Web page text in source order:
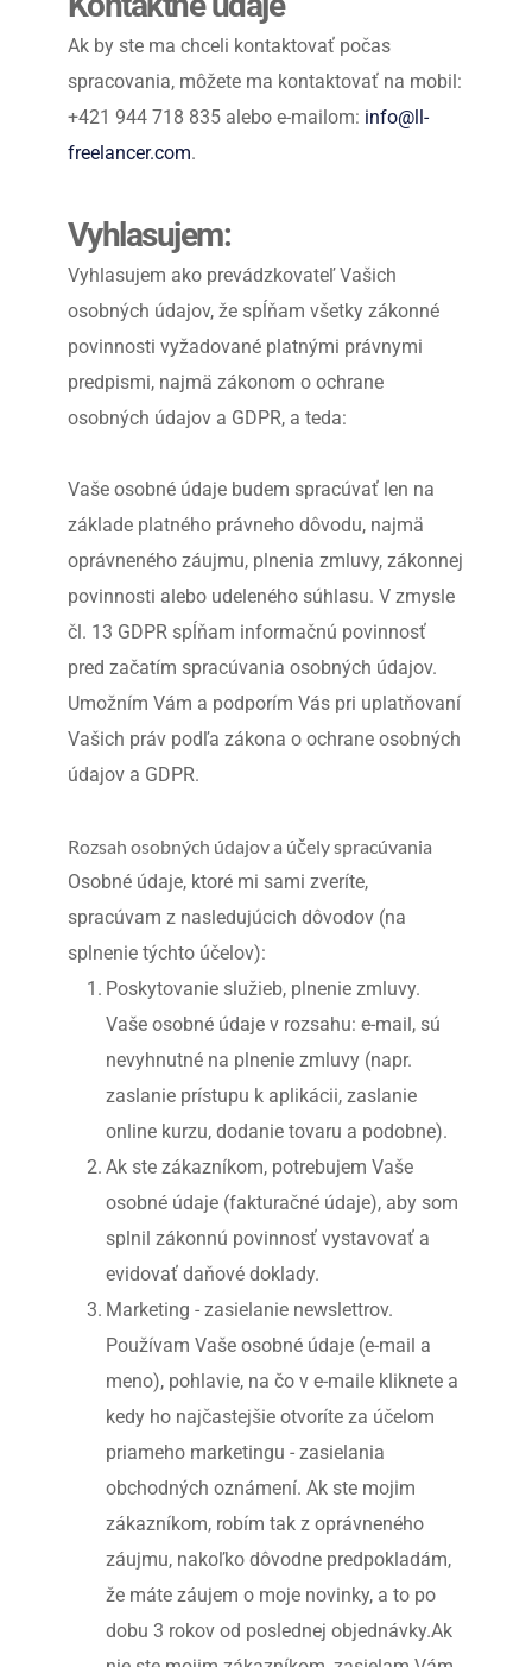
Ak by ste ma chceli kontaktovať počas
spracovania, môžete ma kontaktovať na mobil:
+421 944 718 835 alebo e-mailom: info@ll-
freelancer.com.
Vyhlasujem:
Vyhlasujem ako prevádzkovateľ Vašich
osobných údajov, že spĺňam všetky zákonné
povinnosti vyžadované platnými právnymi
predpismi, najmä zákonom o ochrane
osobných údajov a GDPR, a teda:
Vaše osobné údaje budem spracúvať len na
základe platného právneho dôvodu, najmä
oprávneného záujmu, plnenia zmluvy, zákonnej
povinnosti alebo udeleného súhlasu. V zmysle
čl. 13 GDPR spĺňam informačnú povinnosť
pred začatím spracúvania osobných údajov.
Umožním Vám a podporím Vás pri uplatňovaní
Vašich práv podľa zákona o ochrane osobných
údajov a GDPR.
Rozsah osobných údajov a účely spracúvania
Osobné údaje, ktoré mi sami zveríte,
spracúvam z nasledujúcich dôvodov (na
splnenie týchto účelov):
Poskytovanie služieb, plnenie zmluvy.
Vaše osobné údaje v rozsahu: e-mail, sú
nevyhnutné na plnenie zmluvy (napr.
zaslanie prístupu k aplikácii, zaslanie
online kurzu, dodanie tovaru a podobne).
Ak ste zákazníkom, potrebujem Vaše
osobné údaje (fakturačné údaje), aby som
splnil zákonnú povinnosť vystavovať a
evidovať daňové doklady.
Marketing - zasielanie newslettrov.
Používam Vaše osobné údaje (e-mail a
meno), pohlavie, na čo v e-maile kliknete a
kedy ho najčastejšie otvoríte za účelom
priameho marketingu - zasielania
obchodných oznámení. Ak ste mojim
zákazníkom, robím tak z oprávneného
záujmu, nakoľko dôvodne predpokladám,
že máte záujem o moje novinky, a to po
dobu 3 rokov od poslednej objednávky.Ak